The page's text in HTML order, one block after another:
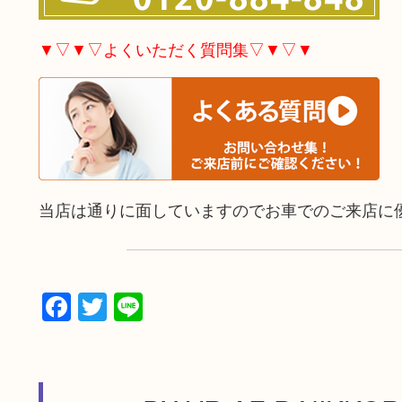
▼▽▼▽よくいただく質問集▽▼▽▼
当店は通りに面していますのでお車でのご来店に
Facebook
Twitter
Line